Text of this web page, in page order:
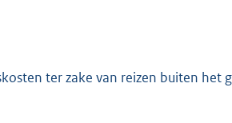
ter zake van reizen buiten het